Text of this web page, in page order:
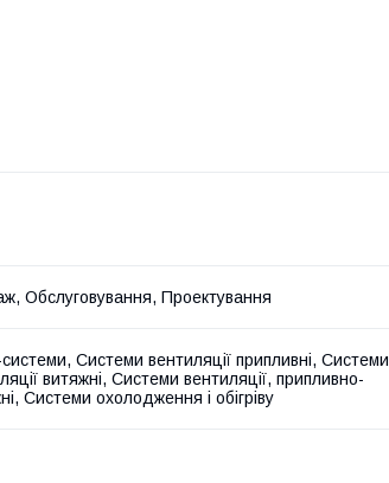
Обслуговування, Проектування
системи, Системи вентиляції припливні, Системи
витяжні, Системи вентиляції, припливно-
Системи охолодження і обігріву